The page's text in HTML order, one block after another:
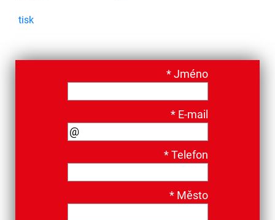
tisk
*Jméno
*E-mail
*Telefon
*Město